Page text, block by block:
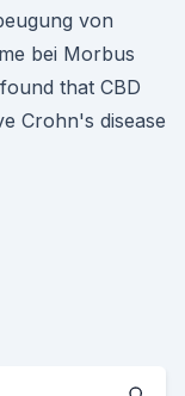
von
bei Morbus
that CBD
Crohn's disease